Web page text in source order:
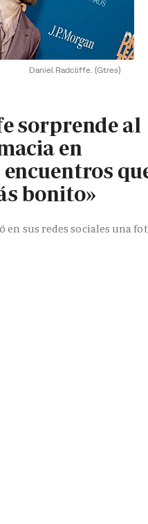
Daniel Radcliffe. (Gtres)
sorprende al
en
encuentros
bonito»
sus redes sociales una